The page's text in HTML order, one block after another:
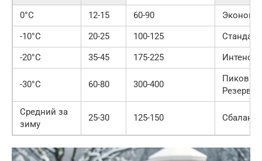
0°C 12-15 60-90
-10°C
20-25 100-125
-20°C
35-45 175-225
-30°C 60-80 300-400
Средний за
зиму
25-30 125-150